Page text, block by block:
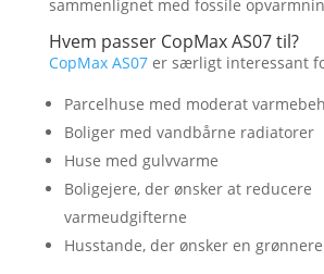
sammenlignet med fossile
Hvem passer CopMax AS07 til?
CopMax AS07er særligt interessant
Parcelhuse med moderat
Boliger med vandbårne radiatorer
Huse med gulvvarme
Boligejere, der ønsker at reducere
varmeudgifterne
Husstande, der ønsker en